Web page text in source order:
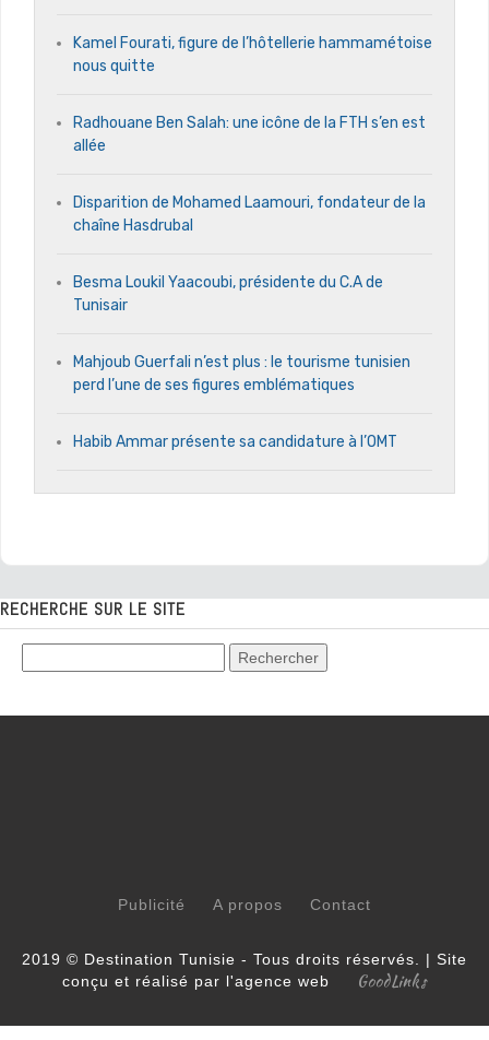
Kamel Fourati, figure de l’hôtellerie hammamétoise
nous quitte
Radhouane Ben Salah: une icône de la FTH s’en est
allée
Disparition de Mohamed Laamouri, fondateur de la
chaîne Hasdrubal
Besma Loukil Yaacoubi, présidente du C.A de
Tunisair
Mahjoub Guerfali n’est plus : le tourisme tunisien
perd l’une de ses figures emblématiques
Habib Ammar présente sa candidature à l’OMT
RECHERCHE SUR LE SITE
Publicité A propos Contact
2019 © Destination Tunisie - Tous droits réservés. | Site
conçu et réalisé par l'agence web
GoodLinks